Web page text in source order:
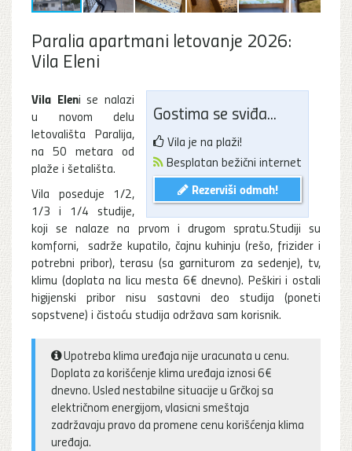
Paralia apartmani letovanje 2026:
Vila Eleni
Gostima se sviđa...
Vila je na plaži!
Besplatan bežični internet
Rezerviši odmah!
Vila Eleni se nalazi
u novom delu
letovališta Paralija,
na 50 metara od
plaže i šetališta.
Vila poseduje 1/2,
1/3 i 1/4 studije,
koji se nalaze na prvom i drugom spratu.Studiji su
komforni, sadrže kupatilo, čajnu kuhinju (rešo, frizider i
potrebni pribor), terasu (sa garniturom za sedenje), tv,
klimu (doplata na licu mesta 6€ dnevno). Peškiri i ostali
higijenski pribor nisu sastavni deo studija (poneti
sopstvene) i čistoću studija održava sam korisnik.
Upotreba klima uređaja nije uracunata u cenu.
Doplata za korišćenje klima uređaja iznosi 6€
dnevno. Usled nestabilne situacije u Grčkoj sa
električnom energijom, vlasicni smeštaja
zadržavaju pravo da promene cenu korišćenja klima
uređaja.